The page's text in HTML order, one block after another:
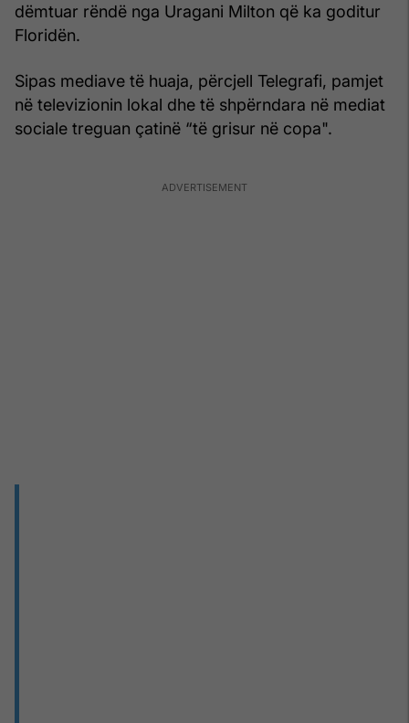
dëmtuar rëndë nga Uragani Milton që ka goditur
Floridën.
Sipas mediave të huaja, përcjell Telegrafi, pamjet
në televizionin lokal dhe të shpërndara në mediat
sociale treguan çatinë “të grisur në copa".